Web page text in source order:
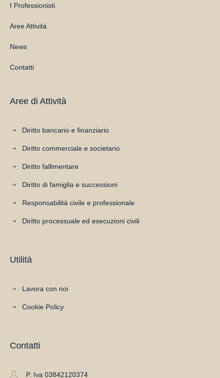
I Professionisti
Aree Attività
News
Contatti
Aree di Attività
Diritto bancario e finanziario
Diritto commerciale e societario
Diritto fallimentare
Diritto di famiglia e successioni
Responsabilità civile e professionale
Diritto processuale ed esecuzioni civili
Utilità
Lavora con noi
Cookie Policy
Contatti
P. Iva 03842120374